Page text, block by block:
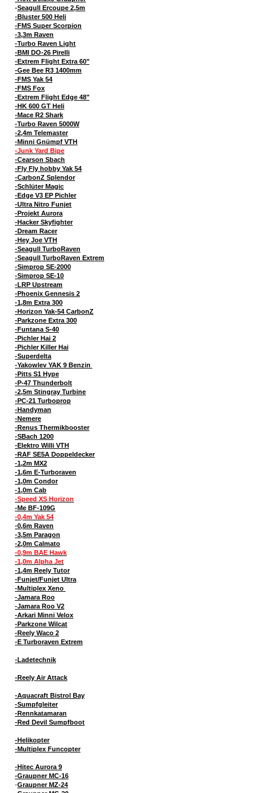
-Seagull Ercoupe 2,5m
-Bluster 500 Heli
-FMS Super Scorpion
-3,3m Raven
-Turbo Raven Light
-BMI DO-26 Pirelli
-Extrem Flight Extra 60"
-Gee Bee R3 1400mm
-FMS Yak 54
-FMS Fox
-Extrem Flight Edge 48"
-HK 600 GT Heli
-Mace R2 Shark
-Turbo Raven 5000W
-2,4m Telemaster
-Minni Gnümpf VTH
-Junk Yard Bipe
-Cearson Sbach
-Fly Fly hobby Yak 54
-CarbonZ Splendor
-Schlüter Magic
-Edge V3 EP Pichler
-Ultra Nitro Funjet
-Projekt Aurora
-Hacker Skyfighter
-Dream Racer
-Hey Joe VTH
-Seagull TurboRaven
-Seagull TurboRaven Extrem
-Simprop SE-2000
-Simprop SE-10
-LRP Upstream
-Phoenix Gennesis 2
-1,8m Extra 300
-Horizon Yak-54 CarbonZ
-Parkzone Extra 300
-Funtana S-40
-Pichler Hai 2
-Pichler Killer Hai
-Superdelta
-Yakowlev YAK 9 Benzin
-Pitts S1 Hype
-P-47 Thunderbolt
-2,5m Stingray Turbine
-PC-21 Turboprop
-Handyman
-Nemere
-Renus Thermikbooster
-SBach 1200
-Elektro Willi VTH
-RAF SE5A Doppeldecker
-1,2m MX2
-1,6m E-Turboraven
-1,0m Condor
-1,0m Cab
-Speed XS Horizon
-Me BF-109G
-0,4m Yak 54
-0,6m Raven
-3,5m Paragon
-2,0m Calmato
-0,9m BAE Hawk
-1,0m Alpha Jet
-1,4m Reely Tutor
-Funjet/Funjet Ultra
-Multiplex Xeno
-Jamara Roo
-Jamara Roo V2
-Arkari Minni Velox
-Parkzone Wilcat
-Reely Waco 2
-E Turboraven Extrem
-Ladetechnik
-Reely Air Attack
-Aquacraft Bistrol Bay
-Sumpfgleiter
-Rennkatamaran
-Red Devil Sumpfboot
-Helikopter
-Multiplex Funcopter
-Hitec Aurora 9
-Graupner MC-16
-Graupner MZ-24